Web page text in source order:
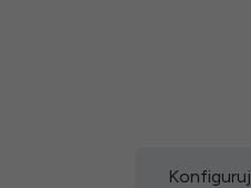
Konfiguruj